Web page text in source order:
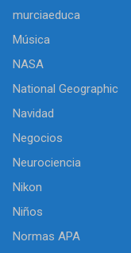
murciaeduca
Música
NASA
National Geographic
Navidad
Negocios
Neurociencia
Nikon
Niños
Normas APA